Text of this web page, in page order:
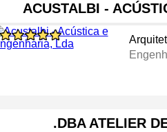
ACUSTALBI -
.DBA ATELIER